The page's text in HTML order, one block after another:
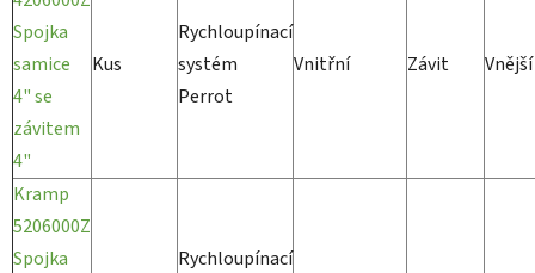
Spojka
samice
4" se
závitem
4"
Kus
Rychloupínací
systém
Perrot
Vnitřní Závit Vnější
Kramp
5206000Z
Spojka
Rychloupínací